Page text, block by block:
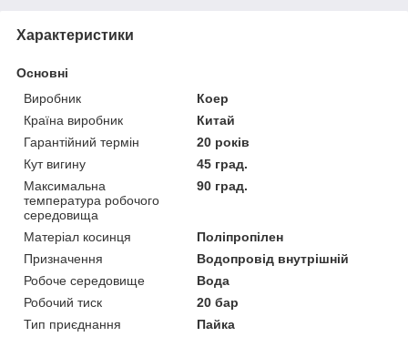
Характеристики
Основні
Виробник
Коер
Країна виробник
Китай
Гарантійний термін
20 років
Кут вигину
45 град.
Максимальна
температура робочого
середовища
90 град.
Матеріал косинця
Поліпропілен
Призначення
Водопровід внутрішній
Робоче середовище
Вода
Робочий тиск
20 бар
Тип приєднання
Пайка